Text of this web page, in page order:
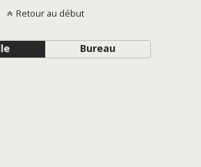
Retour au début
Bureau